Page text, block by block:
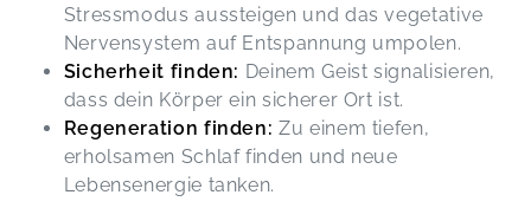
Stressmodus aussteigen und das vegetative
Nervensystem auf Entspannung umpolen.
Sicherheit finden: Deinem Geist signalisieren,
dass dein Körper ein sicherer Ort ist.
Regeneration finden: Zu einem tiefen,
erholsamen Schlaf finden und neue
Lebensenergie tanken.